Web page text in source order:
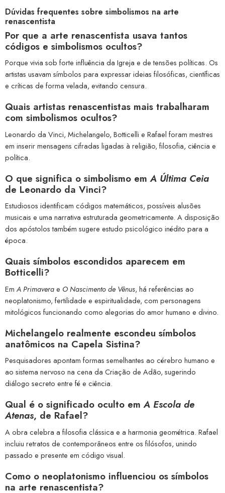
Dúvidas frequentes sobre simbolismos na arte
renascentista
Por que a arte renascentista usava tantos
códigos e simbolismos ocultos?
Porque vivia sob forte influência da Igreja e de tensões políticas. Os
artistas usavam símbolos para expressar ideias filosóficas, científicas
e críticas de forma velada, evitando censura.
Quais artistas renascentistas mais trabalharam
com simbolismos ocultos?
Leonardo da Vinci, Michelangelo, Botticelli e Rafael foram mestres
em inserir mensagens cifradas ligadas à religião, filosofia, ciência e
política.
O que significa o simbolismo emA Última Ceia
de Leonardo da Vinci?
Estudiosos identificam códigos matemáticos, possíveis alusões
musicais e uma narrativa estruturada geometricamente. A disposição
dos apóstolos também sugere estudo psicológico inédito para a
época.
Quais símbolos escondidos aparecem em
Botticelli?
Em A Primaverae O Nascimento de Vênus, há referências ao
neoplatonismo, fertilidade e espiritualidade, com personagens
mitológicos funcionando como alegorias do amor humano e divino.
Michelangelo realmente escondeu símbolos
anatômicos na Capela Sistina?
Pesquisadores apontam formas semelhantes ao cérebro humano e
ao sistema nervoso na cena da Criação de Adão, sugerindo
diálogo secreto entre fé e ciência.
Qual é o significado oculto emA Escola de
Atenas, de Rafael?
A obra celebra a filosofia clássica e a harmonia geométrica. Rafael
incluiu retratos de contemporâneos entre os filósofos, unindo
passado e presente em código visual.
Como o neoplatonismo influenciou os símbolos
na arte renascentista?